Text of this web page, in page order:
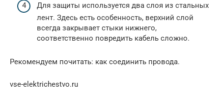
Для защиты используется два слоя из стальных
лент. Здесь есть особенность, верхний слой
всегда закрывает стыки нижнего,
соответственно повредить кабель сложно.
Рекомендуем почитать: как соединить провода.
vse-elektrichestvo.ru